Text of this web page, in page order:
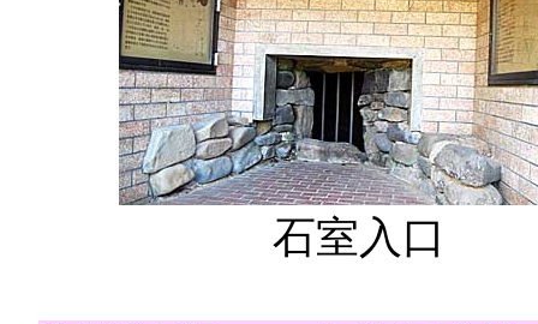
石室入口